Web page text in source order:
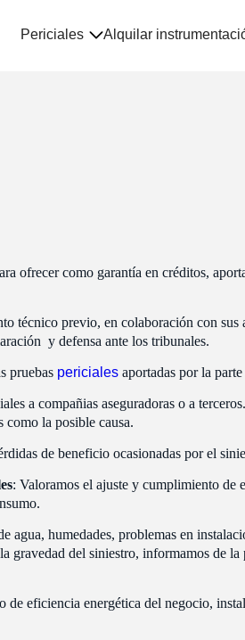
Periciales Alquilar
ofrecer como garantía en créditos,
técnico previo, en colaboración con
y defensa ante los tribunales.
pruebas pericialesaportadas por la
a compañias aseguradoras o a
como la posible causa.
de beneficio ocasionadas por el
: Valoramos el ajuste y cumplimiento de
agua, humedades, problemas en
gravedad del siniestro, informamos de
de eficiencia energética del negocio,